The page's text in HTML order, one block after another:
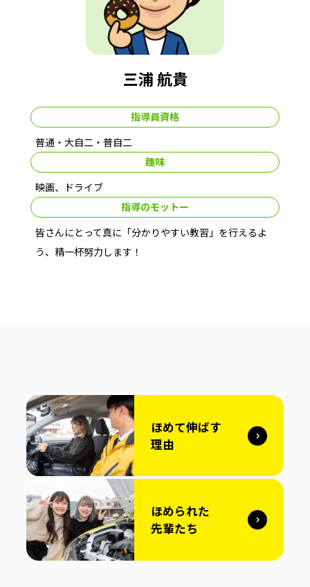
三浦 航貴
指導員資格
普通・大自二・普自二
趣味
映画、ドライブ
指導のモットー
皆さんにとって真に「分かりやすい教習」を行えるよ
う、精一杯努力します！
ほめて伸ばす
理由
ほめられた
先輩たち